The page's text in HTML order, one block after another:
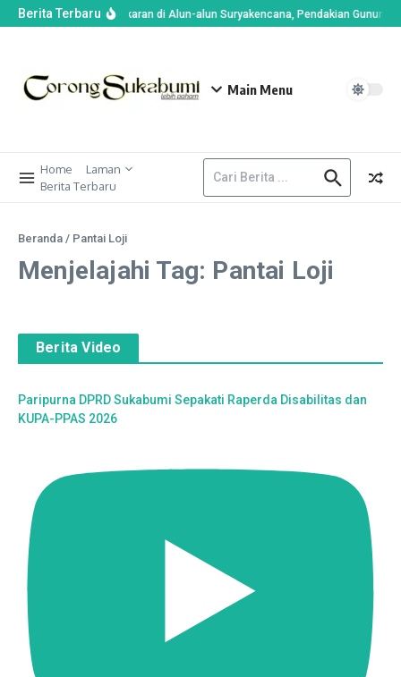
Berita TerbaruImbas Kebakaran di Alun-alun Suryakencana, Pendakian Gunung
Main Menu
Home
Laman
Berita Terbaru
Beranda / Pantai Loji
Menjelajahi Tag: Pantai Loji
Berita Video
Paripurna DPRD Sukabumi Sepakati Raperda Disabilitas dan
KUPA-PPAS 2026